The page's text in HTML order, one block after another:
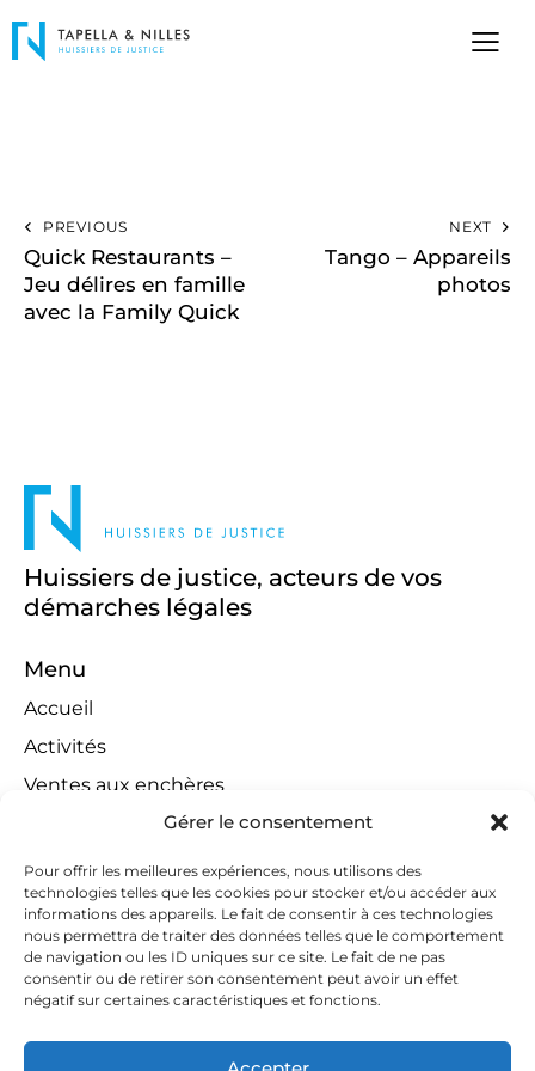
Gérer le consentement
Pour offrir les meilleures expériences, nous utilisons des
technologies telles que les cookies pour stocker et/ou accéder aux
informations des appareils. Le fait de consentir à ces technologies
nous permettra de traiter des données telles que le comportement
de navigation ou les ID uniques sur ce site. Le fait de ne pas
consentir ou de retirer son consentement peut avoir un effet
négatif sur certaines caractéristiques et fonctions.
PREVIOUS
Quick Restaurants –
Jeu délires en famille
avec la Family Quick
NEXT
Tango – Appareils
photos
Huissiers de justice, acteurs de vos
démarches légales
Menu
Accueil
Activités
Ventes aux enchères
Compétences territoriales
Jeux concours
Liens
Contact
Contactez-nous
huissiers@tapella-nilles.lu